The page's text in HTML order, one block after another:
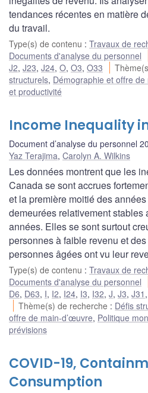
tendances récentes en matière
du travail.
Type(s) de contenu : Travaux de
Documents d'analyse du personnel
J2, J23, J24, O, O3, O33
structurels, Démographie et offre
et productivité
Income Inequality
Document d’analyse du personnel
Yaz Terajima, Carolyn A. Wilkins
Les données montrent que les
Canada se sont accrues
et la première moitié des
demeurées relativement stables
années. Elles se sont surtout
personnes à faible revenu et
personnes âgées ont vu leur
Type(s) de contenu : Travaux de
Documents d'analyse du personnel
D6, D63, I, I2, I24, I3, I32, J, J3, J31 ,
Thème(s) de recherche : Défis
offre de main-d’œuvre, Politique
prévisions
COVID-19,
Consumption